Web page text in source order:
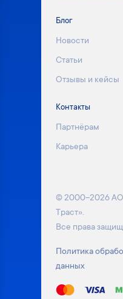
Блог
Новости
Статьи
Отзывы и кейсы
Контакты
Партнёрам
Карьера
© 2000–2026 АО
Траст».
Все права
Политика
данных